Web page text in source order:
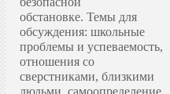
обстановке. Темы для
обсуждения: школьные
проблемы и успеваемость,
отношения со
сверстниками, близкими
людьми, самоопределение